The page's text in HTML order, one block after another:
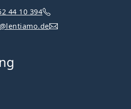
44 10 394